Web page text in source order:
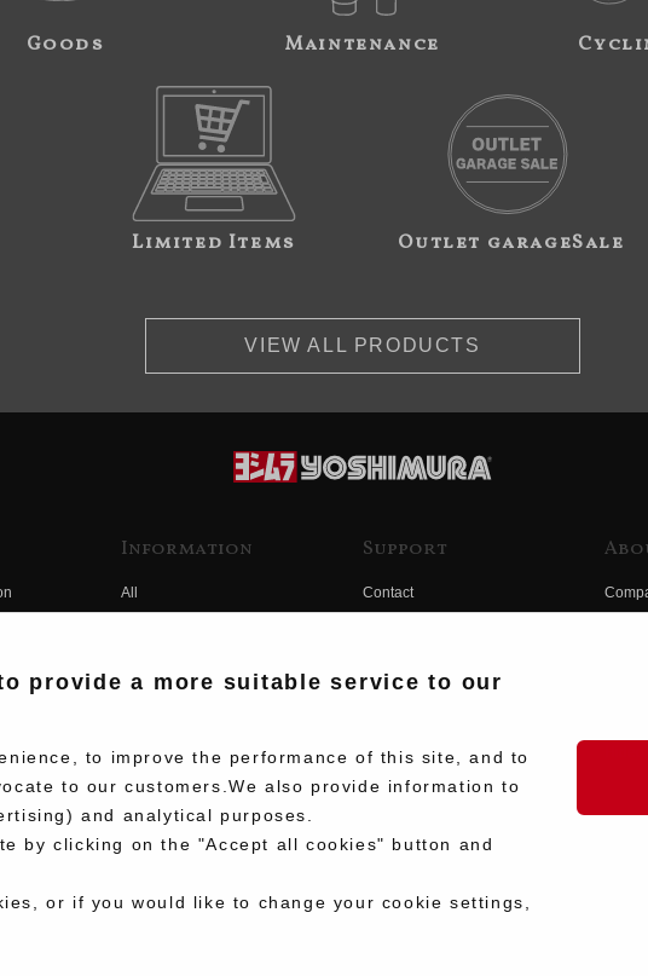
Goods Maintenance
Limited Items Outlet garageSale
VIEW ALL PRODUCTS
Information
All
Support
Contact
provide a more suitable service to our
to improve the performance of this site, and to
to our customers.We also provide information to
and analytical purposes.
by clicking on the "Accept all cookies" button and
or if you would like to change your cookie settings,